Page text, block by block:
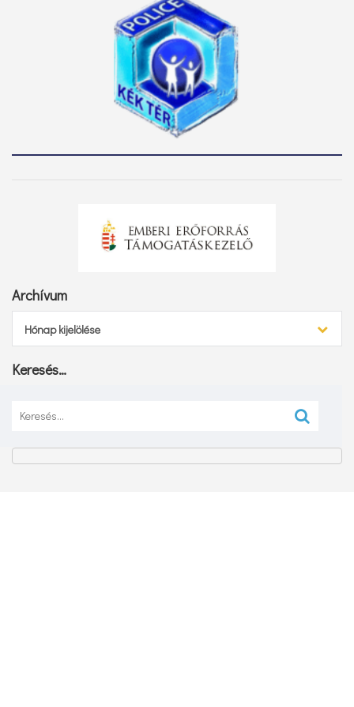
Archívum
Hónap kijelölése
Keresés…
Keresés: